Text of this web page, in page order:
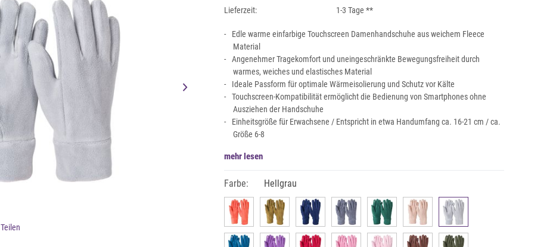
Teilen
Lieferzeit:
1-3 Tage **
Edle warme einfarbige Touchscreen Damenhandschuhe aus weichem Fleece
Material
Angenehmer Tragekomfort und uneingeschränkte Bewegungsfreiheit durch
warmes, weiches und elastisches Material
Ideale Passform für optimale Wärmeisolierung und Schutz vor Kälte
Touchscreen-Kompatibilität ermöglicht die Bedienung von Smartphones ohne
Ausziehen der Handschuhe
Einheitsgröße für Erwachsene / Entspricht in etwa Handumfang ca. 16-21 cm / ca.
Größe 6-8
mehr lesen
Farbe: Hellgrau